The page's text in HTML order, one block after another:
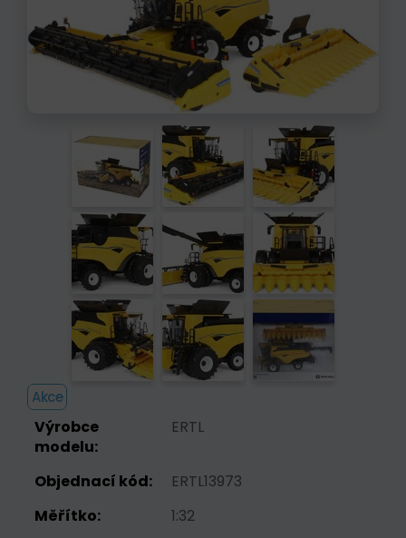
Akce
Výrobce
modelu:
ERTL
Objednací kód:
ERTL13973
Měřítko:
1:32